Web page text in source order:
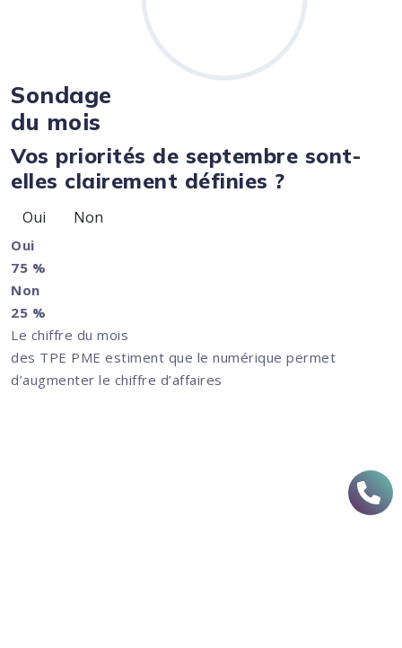
Sondage
du mois
Vos priorités de septembre sont-
elles clairement définies ?
Oui Non
Oui
75 %
Non
25 %
Le chiffre du mois
des TPE PME estiment que le numérique permet
d’augmenter le chiffre d’affaires